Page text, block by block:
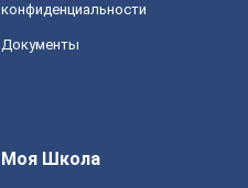
конфиденциальности
Документы
Моя Школа